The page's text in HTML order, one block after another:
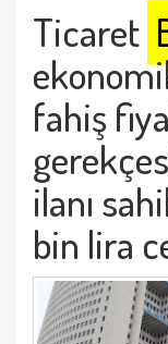
Ticaret
fahiş
ilanı
bin lira